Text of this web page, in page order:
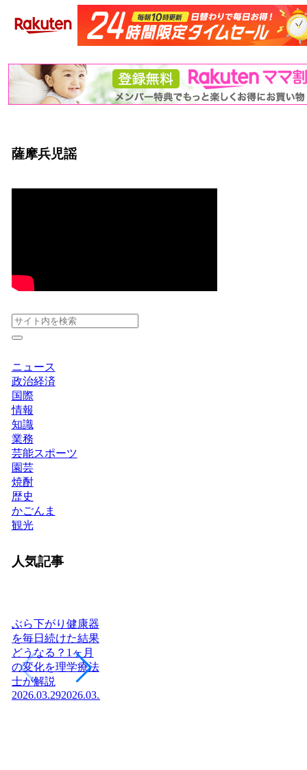
薩摩兵児謡
ニュース
政治経済
国際
情報
知識
業務
芸能スポーツ
園芸
焼酎
歴史
かごんま
観光
人気記事
ぶら下がり健康器
を毎日続けた結果
どうなる？1ヶ月
の変化を理学療法
士が解説
2026.03.292026.03.29